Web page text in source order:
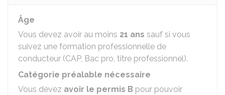
Âge
Vous devez avoir au moins 21 ans sauf si vous
suivez une formation professionnelle de
conducteur (CAP, Bac pro, titre professionnel).
Catégorie préalable nécessaire
Vous devez avoir le permis B pour pouvoir